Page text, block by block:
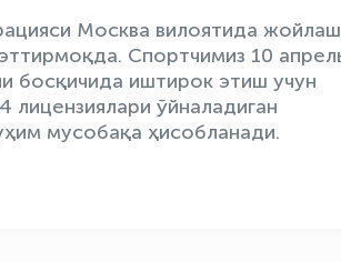
Москва вилоятида
Спортчимиз 10
босқичида иштирок этиш учун
лицензиялари ўйналадиган
мусобақа ҳисобланади.